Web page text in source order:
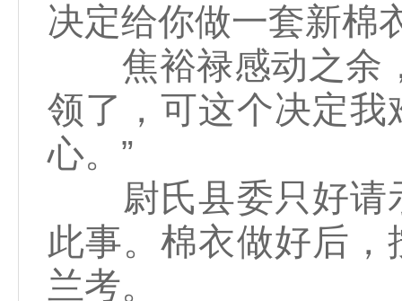
决定给你做一套新棉
焦裕禄感动之余，
领了，可这个决定
心。”
尉氏县委只好请
此事。棉衣做好后
兰考。